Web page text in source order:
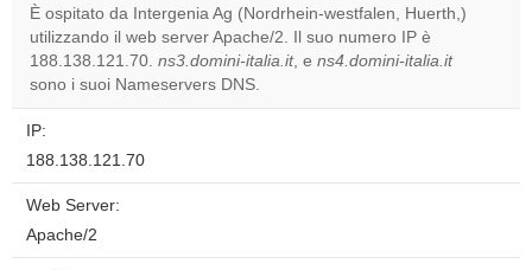
Do you
own this
OK
È ospitato da Intergenia Ag (Nordrhein-westfalen, Huerth,)
utilizzando il web server Apache/2. Il suo numero IP è
188.138.121.70. ns3.domini-italia.it, e ns4.domini-italia.it
sono i suoi Nameservers DNS.
IP:
188.138.121.70
Web Server:
Apache/2